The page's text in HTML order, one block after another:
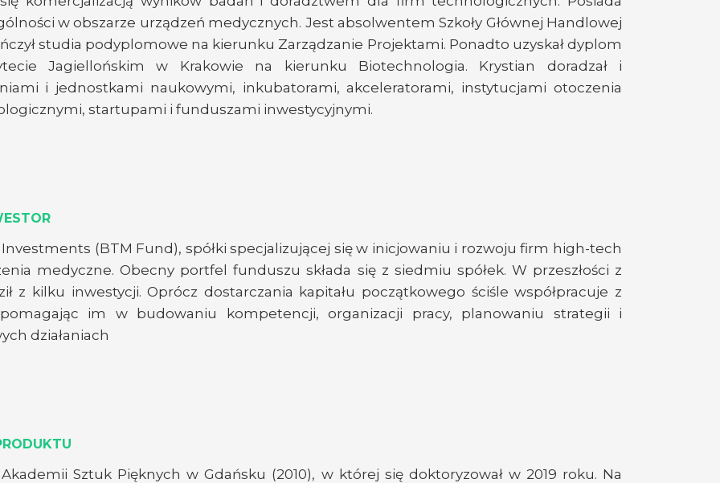
Investments (BTM Fund), spółki specjalizującej się w inicjowaniu i rozwoju firm high-tech
medyczne. Obecny portfel funduszu składa się z siedmiu spółek. W przeszłości z
z kilku inwestycji. Oprócz dostarczania kapitału początkowego ściśle współpracuje z
im w budowaniu kompetencji, organizacji pracy, planowaniu strategii i
działaniach
Sztuk Pięknych w Gdańsku (2010), w której się doktoryzował w 2019 roku. Na
w obszarze urządzeń medycznych. Jest absolwentem Szkoły Głównej Handlowej
studia podyplomowe na kierunku Zarządzanie Projektami. Ponadto uzyskał dyplom
Jagiellońskim w Krakowie na kierunku Biotechnologia. Krystian doradzał i
i jednostkami naukowymi, inkubatorami, akceleratorami, instytucjami otoczenia
startupami i funduszami inwestycyjnymi.